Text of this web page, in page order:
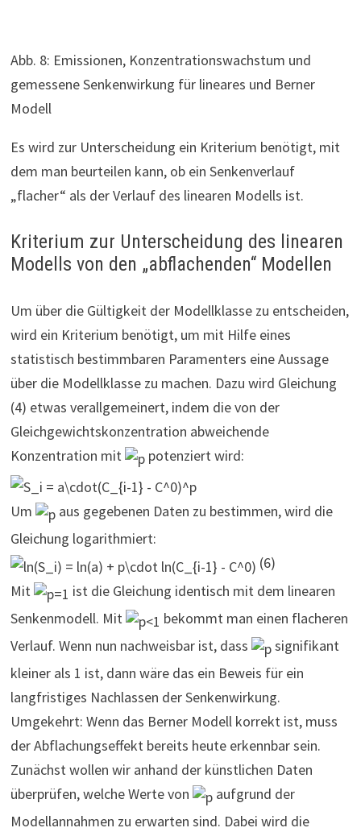
Abb. 8: Emissionen, Konzentrationswachstum und
gemessene Senkenwirkung für lineares und Berner
Modell
Es wird zur Unterscheidung ein Kriterium benötigt, mit
dem man beurteilen kann, ob ein Senkenverlauf
„flacher“ als der Verlauf des linearen Modells ist.
Kriterium zur Unterscheidung des linearen
Modells von den „abflachenden“ Modellen
Um über die Gültigkeit der Modellklasse zu entscheiden,
wird ein Kriterium benötigt, um mit Hilfe eines
statistisch bestimmbaren Paramenters eine Aussage
über die Modellklasse zu machen. Dazu wird Gleichung
(4) etwas verallgemeinert, indem die von der
Gleichgewichtskonzentration abweichende
Konzentration mit
potenziert wird:
Um
aus gegebenen Daten zu bestimmen, wird die
Gleichung logarithmiert:
(6)
Mit
ist die Gleichung identisch mit dem linearen
Senkenmodell. Mit
bekommt man einen flacheren
Verlauf. Wenn nun nachweisbar ist, dass
signifikant
kleiner als 1 ist, dann wäre das ein Beweis für ein
langfristiges Nachlassen der Senkenwirkung.
Umgekehrt: Wenn das Berner Modell korrekt ist, muss
der Abflachungseffekt bereits heute erkennbar sein.
Zunächst wollen wir anhand der künstlichen Daten
überprüfen, welche Werte von
aufgrund der
Modellannahmen zu erwarten sind. Dabei wird die